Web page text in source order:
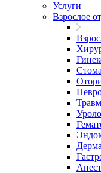
Услуги
Взрослое